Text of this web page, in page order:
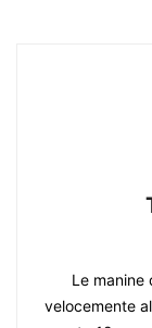
Le manine
velocemente